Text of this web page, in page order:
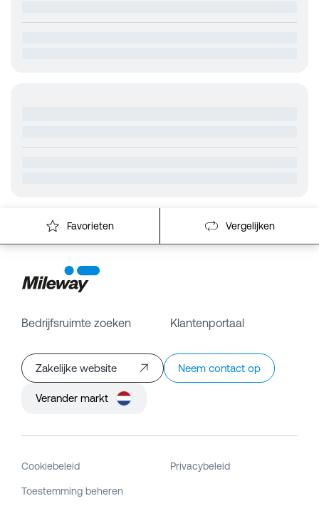
Favorieten Vergelijken
Bedrijfsruimte zoeken Klantenportaal
Zakelijke website Neem contact op
Verander markt
Cookiebeleid Privacybeleid
Toestemming beheren